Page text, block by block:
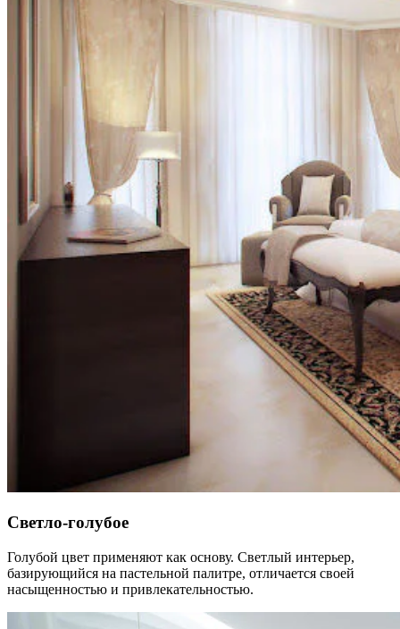
Светло-голубое
Голубой цвет применяют как основу. Светлый интерьер,
базирующийся на пастельной палитре, отличается своей
насыщенностью и привлекательностью.